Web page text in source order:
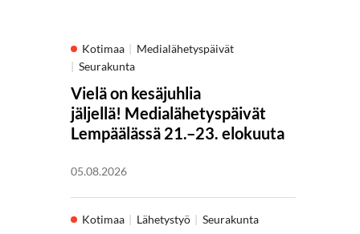
Kotimaa
Medialähetyspäivät
Seurakunta
Vielä on kesäjuhlia
jäljellä! Medialähetyspäivät
Lempäälässä 21.–23. elokuuta
05.08.2026
Kotimaa Lähetystyö Seurakunta